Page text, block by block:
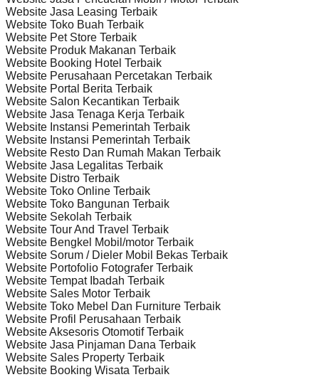
Website Jasa Leasing Terbaik
Website Toko Buah Terbaik
Website Pet Store Terbaik
Website Produk Makanan Terbaik
Website Booking Hotel Terbaik
Website Perusahaan Percetakan Terbaik
Website Portal Berita Terbaik
Website Salon Kecantikan Terbaik
Website Jasa Tenaga Kerja Terbaik
Website Instansi Pemerintah Terbaik
Website Instansi Pemerintah Terbaik
Website Resto Dan Rumah Makan Terbaik
Website Jasa Legalitas Terbaik
Website Distro Terbaik
Website Toko Online Terbaik
Website Toko Bangunan Terbaik
Website Sekolah Terbaik
Website Tour And Travel Terbaik
Website Bengkel Mobil/motor Terbaik
Website Sorum / Dieler Mobil Bekas Terbaik
Website Portofolio Fotografer Terbaik
Website Tempat Ibadah Terbaik
Website Sales Motor Terbaik
Website Toko Mebel Dan Furniture Terbaik
Website Profil Perusahaan Terbaik
Website Aksesoris Otomotif Terbaik
Website Jasa Pinjaman Dana Terbaik
Website Sales Property Terbaik
Website Booking Wisata Terbaik